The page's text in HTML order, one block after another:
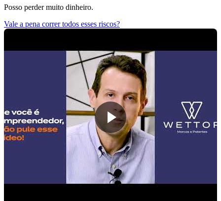
Posso perder muito dinheiro.
Vale a pena correr todos esses riscos?